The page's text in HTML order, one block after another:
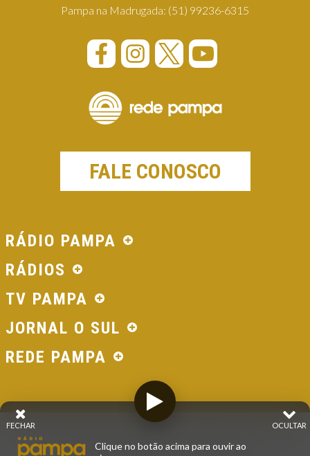
Pampa na Madrugada: (51) 99236-6315
FALE CONOSCO
RÁDIO PAMPA
RÁDIOS
TV PAMPA
JORNAL O SUL
REDE PAMPA
© 2026 - Direitos Reservados - Rádio Pampa - Rede
Pampa de Comunicação | RS - Brasil.
OCULTAR
FECHAR
Clique no botão acima para ouvir ao